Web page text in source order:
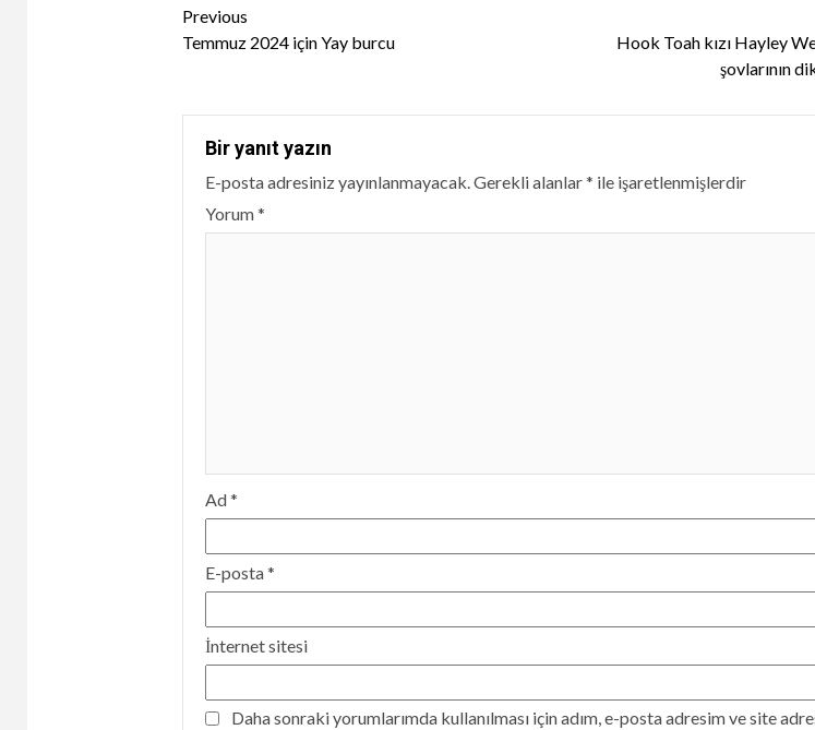
Continue
Reading
Previous
Temmuz 2024 için Yay burcu
Hook Toah kızı Hayley
şovlarının
Bir yanıt yazın
E-posta adresiniz yayınlanmayacak.Gerekli alanlar* ile işaretlenmişlerdir
Yorum*
Ad*
E-posta*
İnternet sitesi
Daha sonraki yorumlarımda kullanılması için adım, e-posta adresim ve site